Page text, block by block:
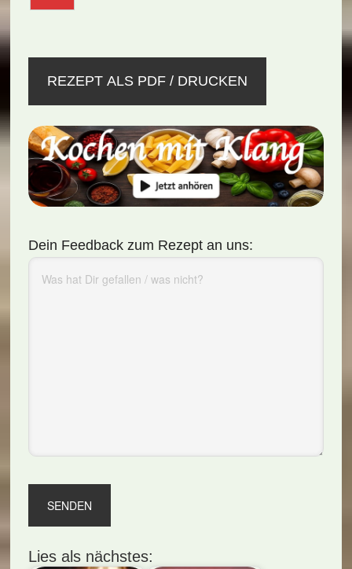
REZEPT ALS PDF / DRUCKEN
Dein Feedback zum Rezept an uns:
Lies als nächstes: